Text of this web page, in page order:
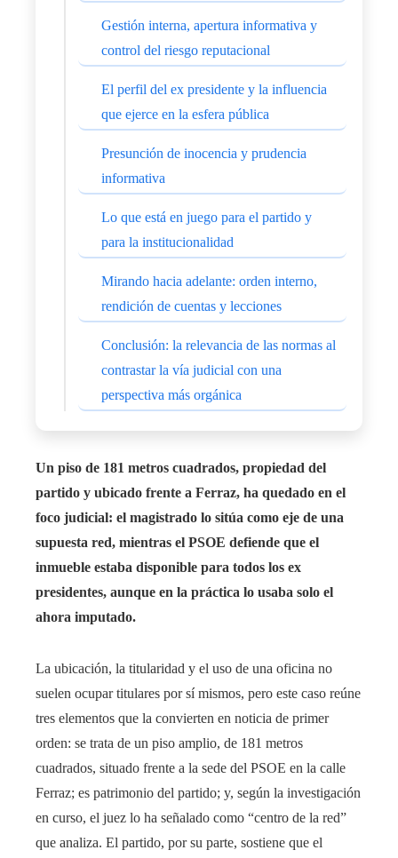
Gestión interna, apertura informativa y
control del riesgo reputacional
El perfil del ex presidente y la influencia
que ejerce en la esfera pública
Presunción de inocencia y prudencia
informativa
Lo que está en juego para el partido y
para la institucionalidad
Mirando hacia adelante: orden interno,
rendición de cuentas y lecciones
Conclusión: la relevancia de las normas al
contrastar la vía judicial con una
perspectiva más orgánica
Un piso de 181 metros cuadrados, propiedad del
partido y ubicado frente a Ferraz, ha quedado en el
foco judicial: el magistrado lo sitúa como eje de una
supuesta red, mientras el PSOE defiende que el
inmueble estaba disponible para todos los ex
presidentes, aunque en la práctica lo usaba solo el
ahora imputado.
La ubicación, la titularidad y el uso de una oficina no
suelen ocupar titulares por sí mismos, pero este caso reúne
tres elementos que la convierten en noticia de primer
orden: se trata de un piso amplio, de 181 metros
cuadrados, situado frente a la sede del PSOE en la calle
Ferraz; es patrimonio del partido; y, según la investigación
en curso, el juez lo ha señalado como “centro de la red”
que analiza. El partido, por su parte, sostiene que el